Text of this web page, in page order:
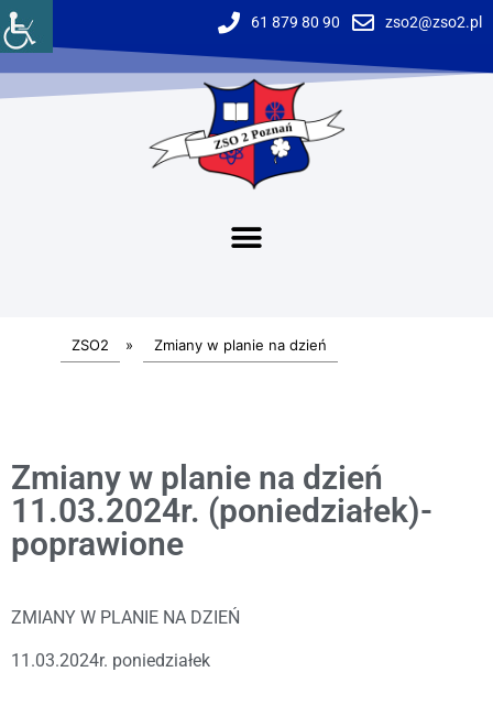
61 879 80 90 zso2@zso2.pl
ZSO2 » Zmiany w planie na dzień
Zmiany w planie na dzień
11.03.2024r. (poniedziałek)-
poprawione
ZMIANY W PLANIE NA DZIEŃ
11.03.2024r. poniedziałek